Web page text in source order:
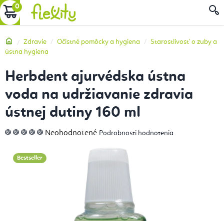
Prejsť
na
NÁKUPNÝ
Domov
Zdravie Očistné pomôcky a hygiena
Starostlivosť o zuby a
ústna hygiena
Herbdent ajurvédska ústna
voda na udržiavanie zdravia
ústnej dutiny 160 ml
Priemerné
hodnotenie
0,0
z
Neohodnotené Podrobnosti hodnotenia
Bestseller